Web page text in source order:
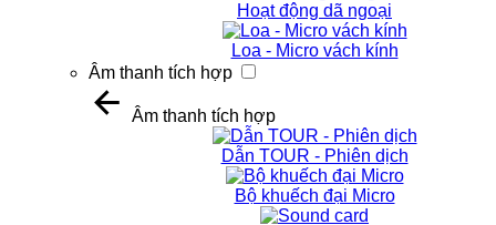
Hoạt động dã ngoại
Loa - Micro vách kính
Âm thanh tích hợp
Âm thanh tích hợp
Dẫn TOUR - Phiên dịch
Bộ khuếch đại Micro